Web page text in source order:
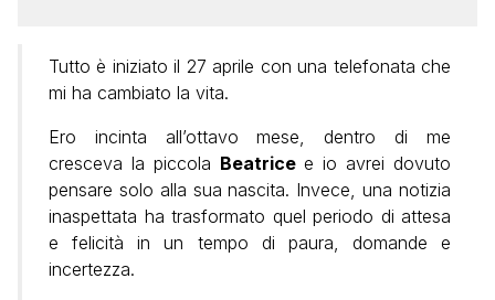
Tutto è iniziato il 27 aprile con una telefonata che
mi ha cambiato la vita.
Ero incinta all’ottavo mese, dentro di me
cresceva la piccola Beatricee io avrei dovuto
pensare solo alla sua nascita. Invece, una notizia
inaspettata ha trasformato quel periodo di attesa
e felicità in un tempo di paura, domande e
incertezza.